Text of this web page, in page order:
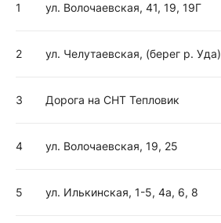
1 ул. Волочаевская, 41, 19, 19Г
2 ул. Челутаевская, (берег р. Уда)
3 Дорога на СНТ Тепловик
4 ул. Волочаевская, 19, 25
5 ул. Илькинская, 1-5, 4а, 6, 8